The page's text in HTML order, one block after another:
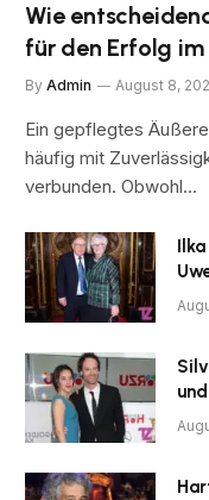
Wie
für den Erfolg im
By Admin August 8,
Ein gepflegtes
häufig mit
verbunden. Obwohl…